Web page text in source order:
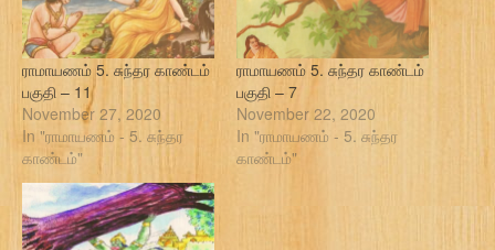
ராமாயணம் 5. சுந்தர காண்டம்
பகுதி – 11
November 27, 2020
In "ராமாயணம் - 5. சுந்தர
காண்டம்"
ராமாயணம் 5. சுந்தர காண்டம்
பகுதி – 7
November 22, 2020
In "ராமாயணம் - 5. சுந்தர
காண்டம்"